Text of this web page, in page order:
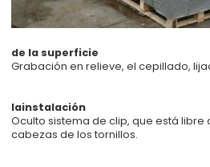
de la superficie
Grabación en relieve, el cepillado,
lainstalación
Oculto sistema de clip, que está libre
cabezas de los tornillos.